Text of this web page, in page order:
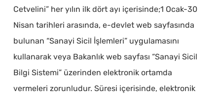
Cetvelini” her yılın ilk dört ayı içerisinde;1 Ocak-30
Nisan tarihleri arasında, e-devlet web sayfasında
bulunan “Sanayi Sicil İşlemleri” uygulamasını
kullanarak veya Bakanlık web sayfası “Sanayi Sicil
Bilgi Sistemi” üzerinden elektronik ortamda
vermeleri zorunludur. Süresi içerisinde, elektronik